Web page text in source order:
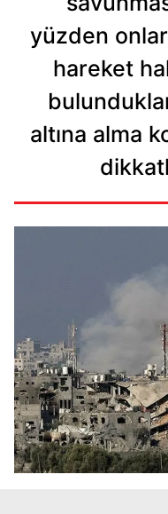
yüzden
hareket
altına alma